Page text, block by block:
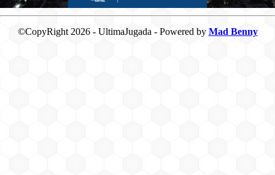
©CopyRight 2026 - UltimaJugada - Powered by Mad Benny